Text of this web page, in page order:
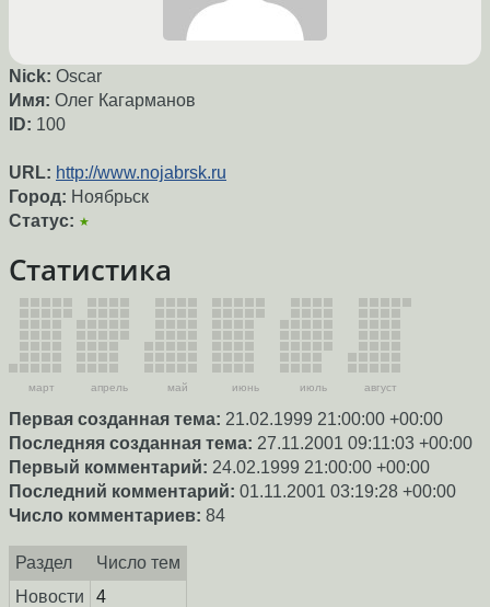
Nick: Oscar
Имя: Олег Кагарманов
ID: 100
URL: http://www.nojabrsk.ru
Город: Ноябрьск
Статус: ★
Статистика
март апрель май июнь июль август
Первая созданная тема: 21.02.1999 21:00:00 +00:00
Последняя созданная тема: 27.11.2001 09:11:03 +00:00
Первый комментарий: 24.02.1999 21:00:00 +00:00
Последний комментарий: 01.11.2001 03:19:28 +00:00
Число комментариев: 84
Раздел
Число тем
Новости
4